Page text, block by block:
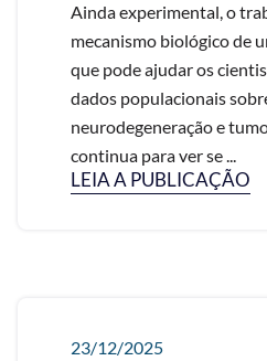
Ainda experimental, o
mecanismo biológico de
que pode ajudar os
dados populacionais
neurodegeneração e
continua para ver se ...
LEIA A PUBLICAÇÃO
23/12/2025